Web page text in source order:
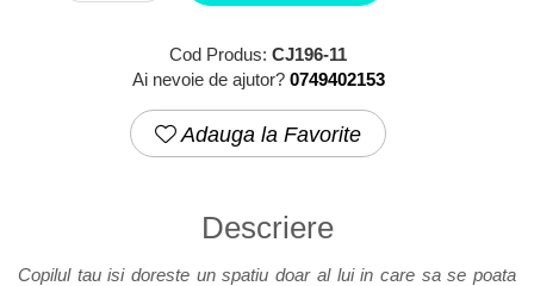
Cod Produs: CJ196-11
Ai nevoie de ajutor? 0749402153
Adauga la Favorite
Descriere
Copilul tau isi doreste un spatiu doar al lui in care sa se poata